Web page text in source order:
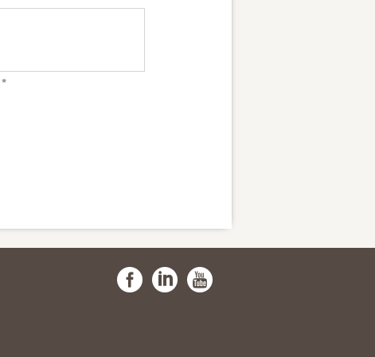
*